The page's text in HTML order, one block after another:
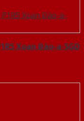
Xoan Đào-a-SGD